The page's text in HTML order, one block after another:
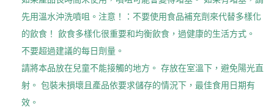
先用溫水沖洗噴咀。注意！：不要使用食品補充劑來代替多樣化
的飲食！ 飲食多樣化很重要和均衡飲食，過健康的生活方式。
不要超過建議的每日劑量。
請將本品放在兒童不能接觸的地方。 存放在室溫下，避免陽光直
射。 包裝未損壞且產品依要求儲存的情況下，最佳食用日期有
效。